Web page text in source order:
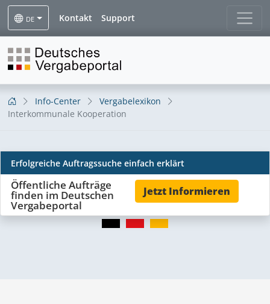
DE Kontakt Support
Info-Center
Vergabelexikon
Interkommunale Kooperation
Interkommunale
Kooperation
Erfolgreiche Auftragssuche einfach erklärt
Öffentliche Aufträge
finden im Deutschen
Vergabeportal
Jetzt Informieren